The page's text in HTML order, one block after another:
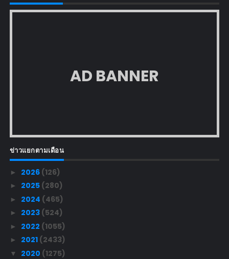
AD BANNER
ข่าวแยกตามเดือน
► 2026 (126)
► 2025 (280)
► 2024 (465)
► 2023 (524)
► 2022 (1055)
► 2021 (2433)
▼ 2020 (1275)